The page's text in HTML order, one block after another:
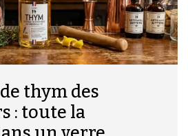
thym des
: toute la